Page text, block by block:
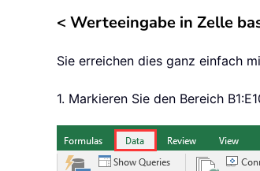
< Werteeingabe in Zelle
Sie erreichen dies ganz einfach
1. Markieren Sie den Bereich